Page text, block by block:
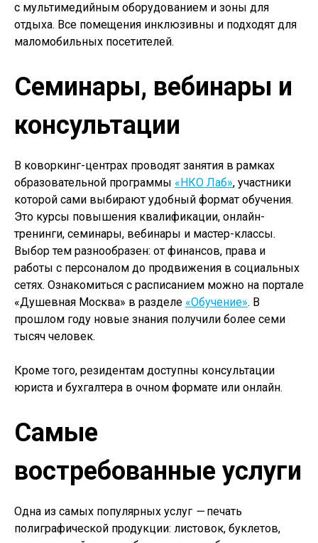
с мультимедийным оборудованием и зоны для
отдыха. Все помещения инклюзивны и подходят для
маломобильных посетителей.
Семинары, вебинары и
консультации
В коворкинг-центрах проводят занятия в рамках
образовательной программы «НКО Лаб», участники
которой сами выбирают удобный формат обучения.
Это курсы повышения квалификации, онлайн-
тренинги, семинары, вебинары и мастер-классы.
Выбор тем разнообразен: от финансов, права и
работы с персоналом до продвижения в социальных
сетях. Ознакомиться с расписанием можно на портале
«Душевная Москва» в разделе «Обучение». В
прошлом году новые знания получили более семи
тысяч человек.
Кроме того, резидентам доступны консультации
юриста и бухгалтера в очном формате или онлайн.
Самые
востребованные услуги
Одна из самых популярных услуг —печать
полиграфической продукции: листовок, буклетов,